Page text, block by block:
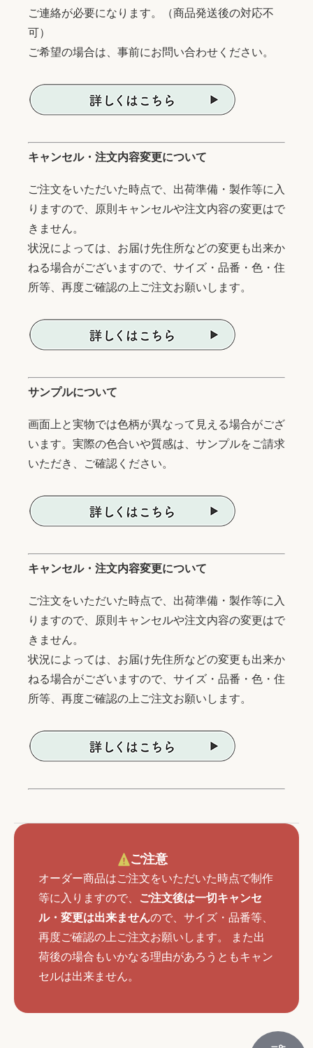
ご連絡が必要になります。（商品発送後の対応不
可）
ご希望の場合は、事前にお問い合わせください。
キャンセル・注文内容変更について
ご注文をいただいた時点で、出荷準備・製作等に入
りますので、原則キャンセルや注文内容の変更はで
きません。
状況によっては、お届け先住所などの変更も出来か
ねる場合がございますので、サイズ・品番・色・住
所等、再度ご確認の上ご注文お願いします。
サンプルについて
画面上と実物では色柄が異なって見える場合がござ
います。実際の色合いや質感は、サンプルをご請求
いただき、ご確認ください。
キャンセル・注文内容変更について
ご注文をいただいた時点で、出荷準備・製作等に入
りますので、原則キャンセルや注文内容の変更はで
きません。
状況によっては、お届け先住所などの変更も出来か
ねる場合がございますので、サイズ・品番・色・住
所等、再度ご確認の上ご注文お願いします。
ご注意
オーダー商品はご注文をいただいた時点で制作
等に入りますので、
ご注文後は一切キャンセ
ル・変更は出来ませんので、サイズ・品番等、
再度ご確認の上ご注文お願いします。 また出
荷後の場合もいかなる理由があろうともキャン
セルは出来ません。